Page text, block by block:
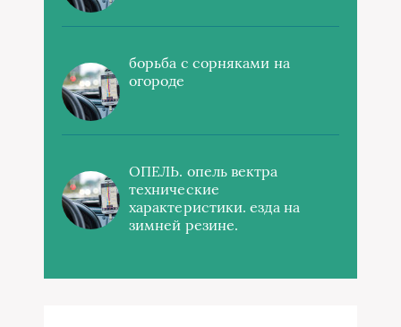
борьба с сорняками на
огороде
ОПЕЛЬ. опель вектра
технические
характеристики. езда на
зимней резине.